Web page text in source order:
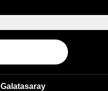
Galatasaray